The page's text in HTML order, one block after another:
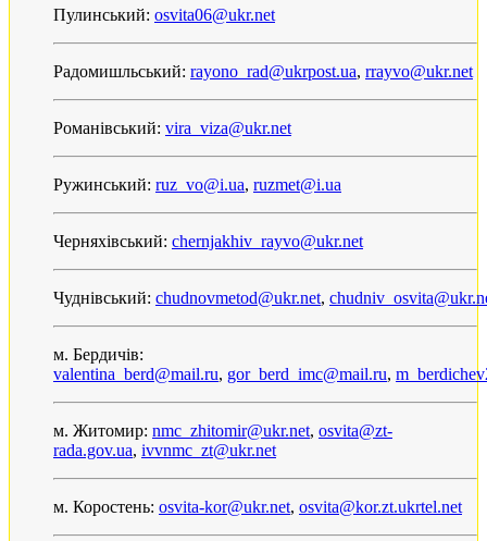
Пулинський: osvita06@ukr.net
Радомишльський: rayono_rad@ukrpost.ua, rrayvo@ukr.net
Романівський: vira_viza@ukr.net
Ружинський: ruz_vo@i.ua, ruzmet@i.ua
Черняхівський: chernjakhiv_rayvo@ukr.net
Чуднівський: chudnovmetod@ukr.net,
м. Бердичів:
valentina_berd@mail.ru, gor_berd_imc@mail.ru,
м. Житомир: nmc_zhitomir@ukr.net, osvita@zt-
rada.gov.ua, ivvnmc_zt@ukr.net
м. Коростень: osvita-kor@ukr.net, osvita@kor.zt.ukrtel.net